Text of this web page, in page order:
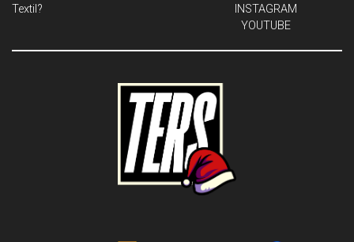
Textil?
INSTAGRAM
YOUTUBE